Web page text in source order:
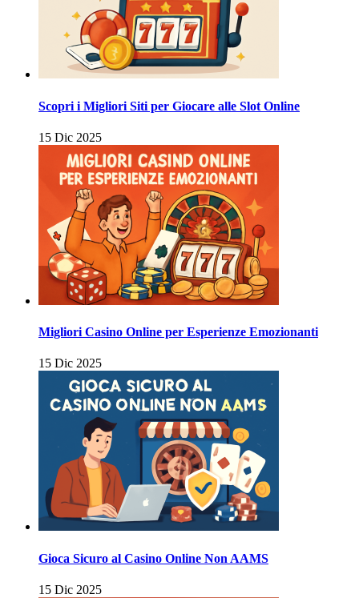
Scopri i Migliori Siti per Giocare alle Slot Online
15 Dic 2025
Migliori Casino Online per Esperienze Emozionanti
15 Dic 2025
Gioca Sicuro al Casino Online Non AAMS
15 Dic 2025